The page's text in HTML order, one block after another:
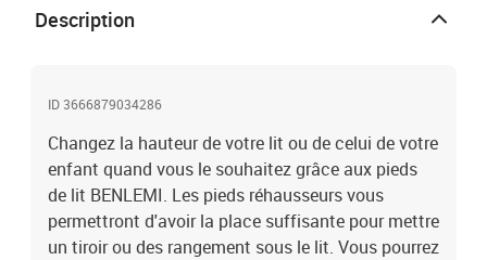
Hauteur : 10 cm ou 20 cm. Largeur : 6 cm. Disponible en 12 coloris
: Blanc, Beige, Gris clair, Gris foncé, Vert sauge, Rose pastel, Rouge
Description
ID 3666879034286
Changez la hauteur de votre lit ou de celui de votre
enfant quand vous le souhaitez grâce aux pieds
de lit BENLEMI. Les pieds réhausseurs vous
permettront d'avoir la place suffisante pour mettre
un tiroir ou des rangement sous le lit. Vous pourrez